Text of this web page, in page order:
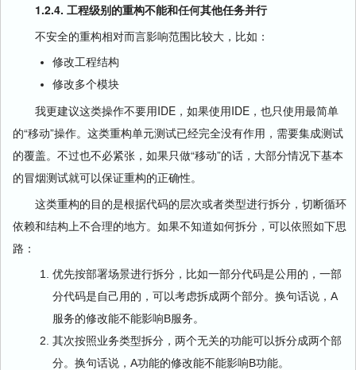
1.2.4. 工程级别的重构不能和任何其他任务并行
不安全的重构相对而言影响范围比较大，比如：
修改工程结构
修改多个模块
我更建议这类操作不要用IDE，如果使用IDE，也只使用最简单
的“移动”操作。这类重构单元测试已经完全没有作用，需要集成测试
的覆盖。不过也不必紧张，如果只做“移动”的话，大部分情况下基本
的冒烟测试就可以保证重构的正确性。
这类重构的目的是根据代码的层次或者类型进行拆分，切断循环
依赖和结构上不合理的地方。如果不知道如何拆分，可以依照如下思
路：
优先按部署场景进行拆分，比如一部分代码是公用的，一部
分代码是自己用的，可以考虑拆成两个部分。换句话说，A
服务的修改能不能影响B服务。
其次按照业务类型拆分，两个无关的功能可以拆分成两个部
分。换句话说，A功能的修改能不能影响B功能。